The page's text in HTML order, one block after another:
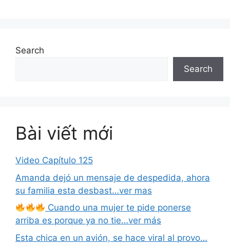
Search
Search
Bài viết mới
Video Capítulo 125
Amanda dejó un mensaje de despedida, ahora
su familia esta desbast…ver mas
Cuando una mujer te pide ponerse
arriba es porque ya no tie…ver más
Esta chica en un avión, se hace viral al provo…